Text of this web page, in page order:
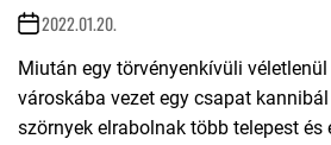
2022.01.20.
Miután egy törvényenkívüli
városkába vezet egy csapat
szörnyek elrabolnak több telepest és